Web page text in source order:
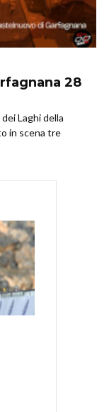
28
Laghi della
in scena tre